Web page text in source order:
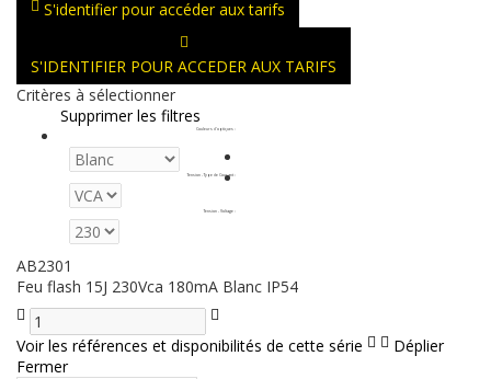
S'identifier pour accéder aux tarifs
S'IDENTIFIER POUR ACCEDER AUX TARIFS
Critères à sélectionner
Supprimer les filtres
Couleurs d'optiques :
Tension - Type de Courant :
Tension - Voltage :
AB2301
Feu flash 15J 230Vca 180mA Blanc IP54
Voir les références et disponibilités de cette série
Déplier
Fermer